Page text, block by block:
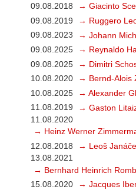
09.08.2018
→ Giacinto
09.08.2019
→ Ruggero
09.08.2023
→ Johann
09.08.2025
→ Reynaldo
09.08.2025
→ Dimitri
10.08.2020
→ Bernd-Alois
10.08.2025
→ Alexander
11.08.2019
→ Gaston
11.08.2020
→ Heinz Werner
12.08.2018
→ Leoš
13.08.2021
→ Bernhard Heinrich
15.08.2020
→ Jacques